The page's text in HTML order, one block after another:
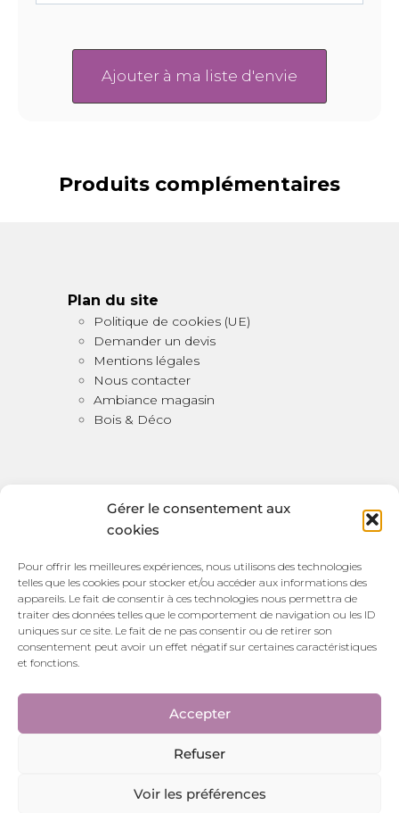
Gérer le consentement aux
cookies
Pour offrir les meilleures expériences, nous utilisons des technologies
telles que les cookies pour stocker et/ou accéder aux informations des
appareils. Le fait de consentir à ces technologies nous permettra de
traiter des données telles que le comportement de navigation ou les ID
uniques sur ce site. Le fait de ne pas consentir ou de retirer son
consentement peut avoir un effet négatif sur certaines caractéristiques
et fonctions.
Accepter
Refuser
Voir les préférences
Ajouter à ma liste d'envie
Produits complémentaires
Plan du site
Politique de cookies (UE)
Demander un devis
Mentions légales
Nous contacter
Ambiance magasin
Bois & Déco
Bois & Déco
100 bis Rue Victor Watremez,
59157 Beauvois en Cambrésis
HORAIRES D’OUVERTURE:
Du mardi au samedi de 14:00 à 18:45
Suivez nous sur les réseaux sociaux